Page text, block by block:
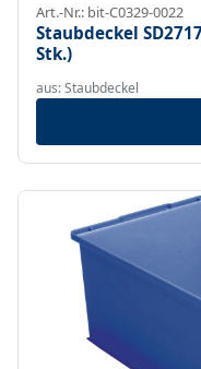
Art.-Nr.: bit-C0329-0022
Staubdeckel
Stk.)
aus: Staubdeckel